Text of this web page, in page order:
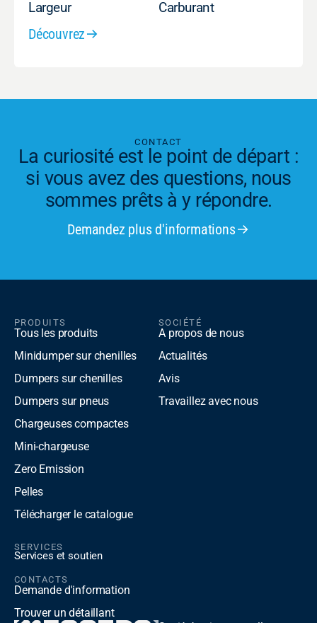
Largeur
Carburant
Découvrez
CONTACT
La curiosité est le point de départ :
si vous avez des questions, nous
sommes prêts à y répondre.
Demandez plus d'informations
PRODUITS
Tous les produits
Minidumper sur chenilles
Dumpers sur chenilles
Dumpers sur pneus
Chargeuses compactes
Mini-chargeuse
Zero Emission
Pelles
Télécharger le catalogue
SOCIÉTÉ
A propos de nous
Actualités
Avis
Travaillez avec nous
SERVICES
Services et soutien
CONTACTS
Demande d'information
Trouver un détaillant